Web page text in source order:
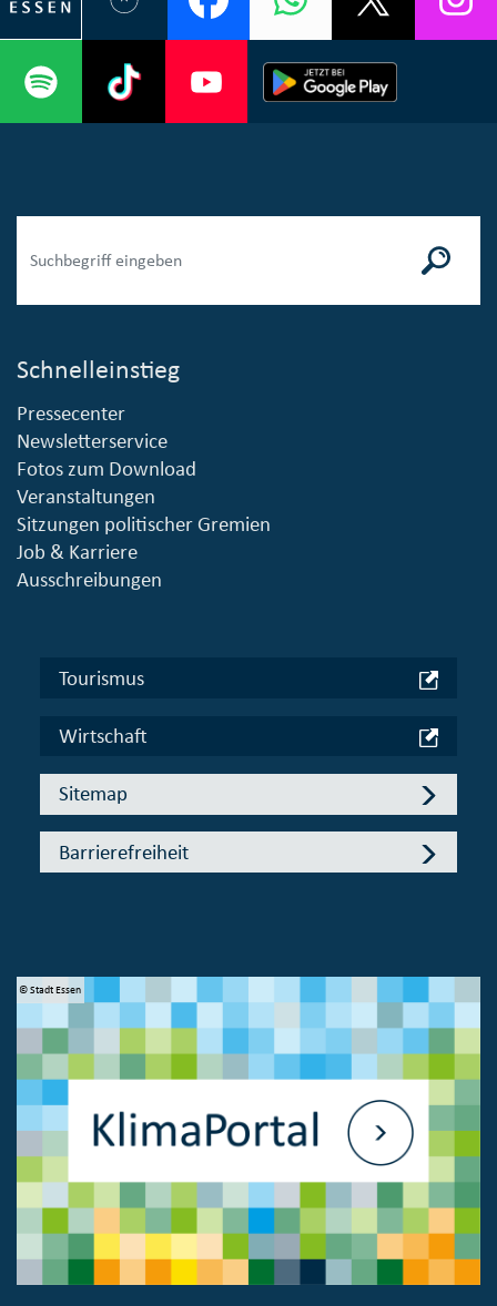
Schnelleinstieg
Pressecenter
Newsletterservice
Fotos zum Download
Veranstaltungen
Sitzungen politischer Gremien
Job & Karriere
Ausschreibungen
Tourismus
Wirtschaft
Sitemap
Barrierefreiheit
© Stadt Essen